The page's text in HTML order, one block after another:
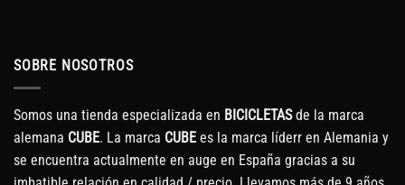
SOBRE NOSOTROS
Somos una tienda especializada en BICICLETASde la marca
alemana CUBE. La marca CUBE es la marca líderr en Alemania y
se encuentra actualmente en auge en España gracias a su